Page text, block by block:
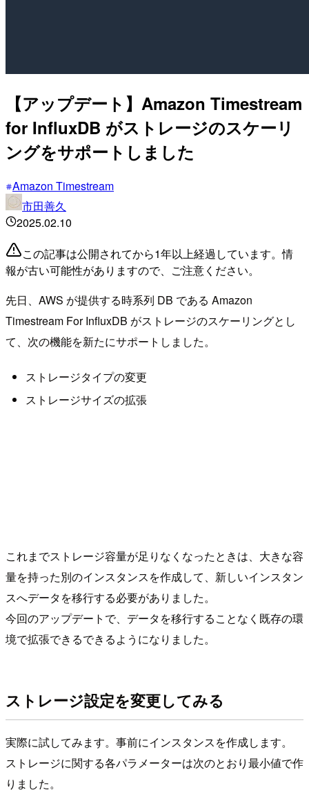
【アップデート】Amazon Timestream
for InfluxDB がストレージのスケーリ
ングをサポートしました
Amazon Timestream
市田善久
2025.02.10
この記事は公開されてから1年以上経過しています。情
報が古い可能性がありますので、ご注意ください。
先日、AWS が提供する時系列 DB である Amazon
Timestream For InfluxDB がストレージのスケーリングとし
て、次の機能を新たにサポートしました。
ストレージタイプの変更
ストレージサイズの拡張
これまでストレージ容量が足りなくなったときは、大きな容
量を持った別のインスタンスを作成して、新しいインスタン
スへデータを移行する必要がありました。
今回のアップデートで、データを移行することなく既存の環
境で拡張できるできるようになりました。
ストレージ設定を変更してみる
実際に試してみます。事前にインスタンスを作成します。
ストレージに関する各パラメーターは次のとおり最小値で作
りました。